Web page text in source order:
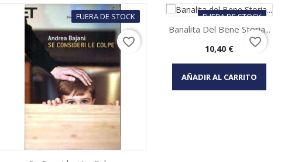
FUERA DE STOCK
favorite_border
FUERA DE STOCK
Vista rápida
Banalita Del Bene Storia...
Precio
10,40 €
AÑADIR AL CARRITO
favorite_border